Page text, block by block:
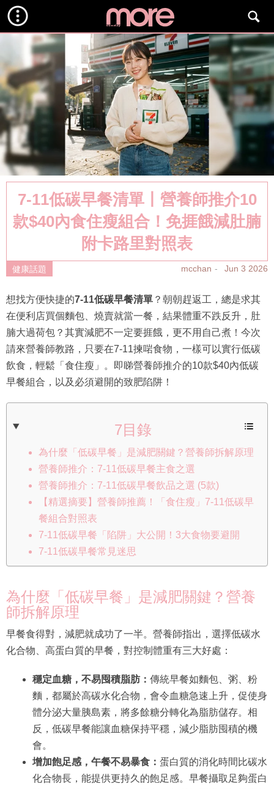
7-11低碳早餐清單丨營養師推介10
款$40內食住瘦組合！免捱餓減肚腩
附卡路里對照表
健康話題 mcchan Jun 3 2026
想找方便快捷的7-11低碳早餐清單 ？朝朝趕返工，總是求其
在便利店買個麵包、燒賣就當一餐，結果體重不跌反升，肚
腩大過荷包？其實減肥不一定要捱餓，更不用自己煮！今次
請來營養師教路，只要在7-11揀啱食物，一樣可以實行低碳
飲食，輕鬆「食住瘦」。即睇營養師推介的10款$40內低碳
早餐組合，以及必須避開的致肥陷阱！
7目錄
為什麼「低碳早餐」是減肥關鍵？營養師拆解原理
營養師推介：7-11低碳早餐主食之選
營養師推介：7-11低碳早餐飲品之選 (5款)
【精選摘要】營養師推薦！「食住瘦」7-11低碳早
餐組合對照表
7-11低碳早餐「陷阱」大公開！3大食物要避開
7-11低碳早餐常見迷思
為什麼「低碳早餐」是減肥關鍵？營養
師拆解原理
早餐食得對，減肥就成功了一半。營養師指出，選擇低碳水
化合物、高蛋白質的早餐，對控制體重有三大好處：
穩定血糖，不易囤積脂肪： 傳統早餐如麵包、粥、粉
麵，都屬於高碳水化合物，會令血糖急速上升，促使身
體分泌大量胰島素，將多餘糖分轉化為脂肪儲存。相
反，低碳早餐能讓血糖保持平穩，減少脂肪囤積的機
會。
增加飽足感，午餐不易暴食： 蛋白質的消化時間比碳水
化合物長，能提供更持久的飽足感。早餐攝取足夠蛋白